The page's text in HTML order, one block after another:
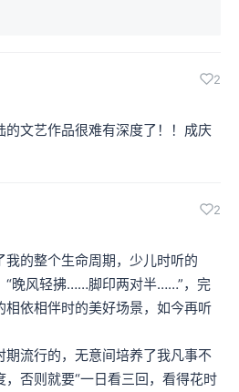
2
的文艺作品很难有深度了！！成庆
2
我的整个生命周期，少儿时听的
“晚风轻拂……脚印两对半……”，完
相依相伴时的美好场景，如今再听
期流行的，无意间培养了我凡事不
，否则就要“一日看三回，看得花时